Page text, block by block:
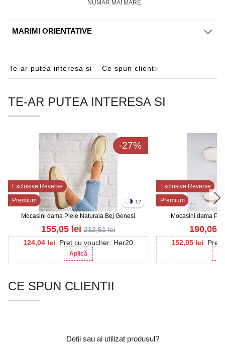
NUMAR MAI MARE.
MARIMI ORIENTATIVE
Te-ar putea interesa si Ce spun clientii
TE-AR PUTEA INTERESA SI
Exclusive Reverse
Premium
-27%
12
Mocasini dama Piele Naturala Bej Genesi
124,04 lei Pret cu voucher: Her20
Aplică
155,05 lei 212,51lei
Exclusive Reverse
Premium
Mocasini dama
152,05 lei Pret
190,06
CE SPUN CLIENTII
Detii sau ai utilizat produsul?